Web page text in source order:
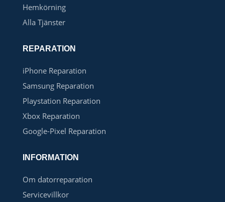
Hemkörning
Alla Tjänster
REPARATION
iPhone Reparation
Samsung Reparation
Playstation Reparation
Xbox Reparation
Google-Pixel Reparation
INFORMATION
Om datorreparation
Servicevillkor